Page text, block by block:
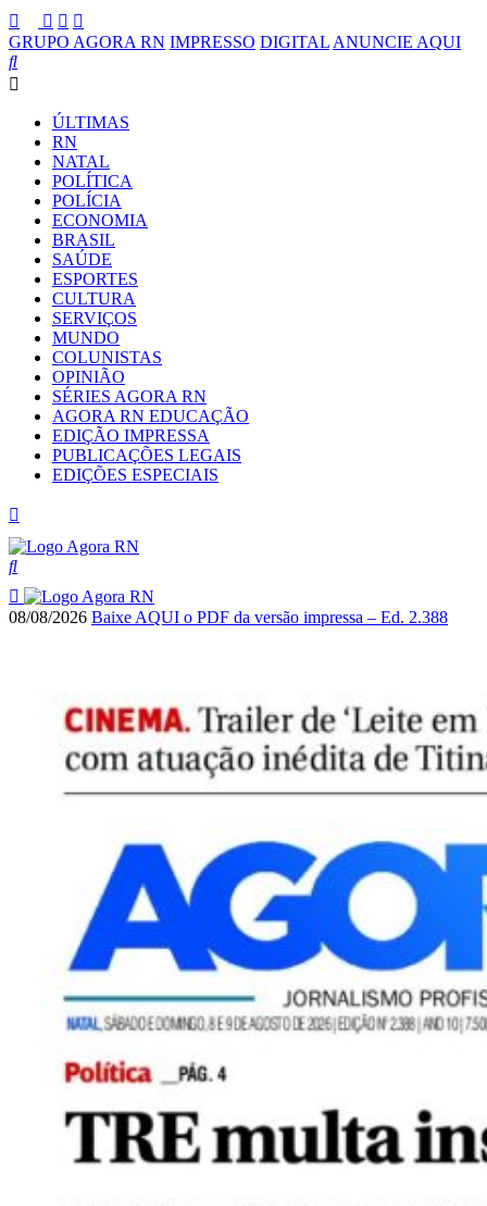
GRUPO AGORA RN IMPRESSO DIGITAL ANUNCIE AQUI
ÚLTIMAS
RN
NATAL
POLÍTICA
POLÍCIA
ECONOMIA
BRASIL
SAÚDE
ESPORTES
CULTURA
SERVIÇOS
MUNDO
COLUNISTAS
OPINIÃO
SÉRIES AGORA RN
AGORA RN EDUCAÇÃO
EDIÇÃO IMPRESSA
PUBLICAÇÕES LEGAIS
EDIÇÕES ESPECIAIS
08/08/2026 Baixe AQUI o PDF da versão impressa – Ed. 2.388